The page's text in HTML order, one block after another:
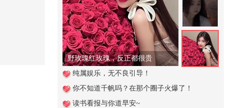
48
中俄舰队主力在青岛集结完毕，必
须压一压美日31国的气焰
323
这种好事，就让我来做吧@搜狐体
燕紫 ...
720
野玫瑰红玫瑰，反正都很贵
纯属娱乐，无不良引导！
你不知道千帆吗？在那个圈子火爆了！
读书看报与你道早安~